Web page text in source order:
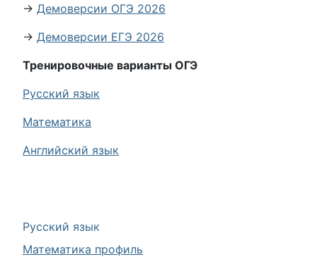
Русский язык
Математика профиль
→ Демоверсии ОГЭ 2026
→ Демоверсии ЕГЭ 2026
Тренировочные варианты ОГЭ
Русский язык
Математика
Английский язык